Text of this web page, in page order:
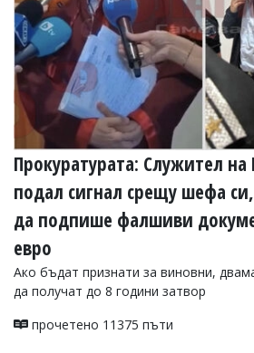
носи
отговорност
за
тях!
Ако
откриете
обиден
за
вас
коментар,
моля
сигнализирайте
ни!
Прокуратурата: Служител на
подал сигнал срещу шефа
да подпише фалшиви
евро
Ако бъдат признати за виновни,
да получат до 8 години затвор
прочетено 11375 пъти